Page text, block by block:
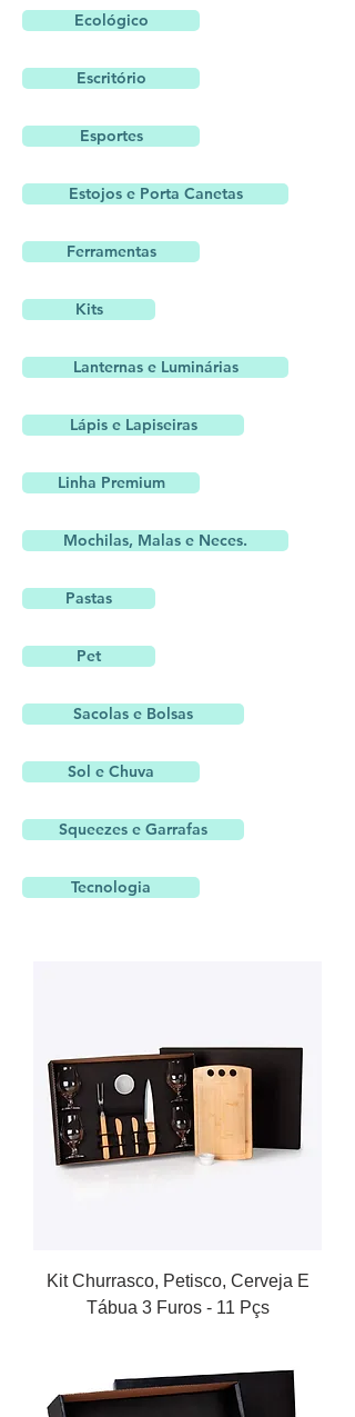
Ecológico
Escritório
Esportes
Estojos e Porta Canetas
Ferramentas
Kits
Lanternas e Luminárias
Lápis e Lapiseiras
Linha Premium
Mochilas, Malas e Neces.
Pastas
Pet
Sacolas e Bolsas
Sol e Chuva
Squeezes e Garrafas
Tecnologia
Kit Churrasco, Petisco, Cerveja E
Tábua 3 Furos - 11 Pçs